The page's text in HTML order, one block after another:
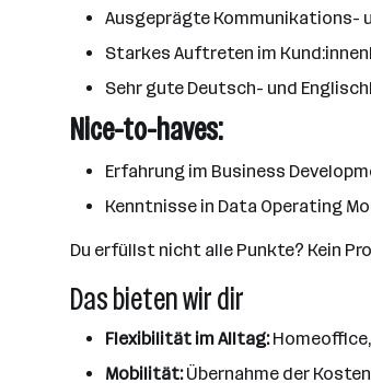
Ausgeprägte
Starkes Auftreten im
Sehr gute Deutsch- und
Nice-to-haves:
Erfahrung im Business
Kenntnisse in Data Operating
Du erfüllst nicht alle Punkte? Kein
Das bieten wir dir
Flexibilität im Alltag:
Mobilität:Übernahme der